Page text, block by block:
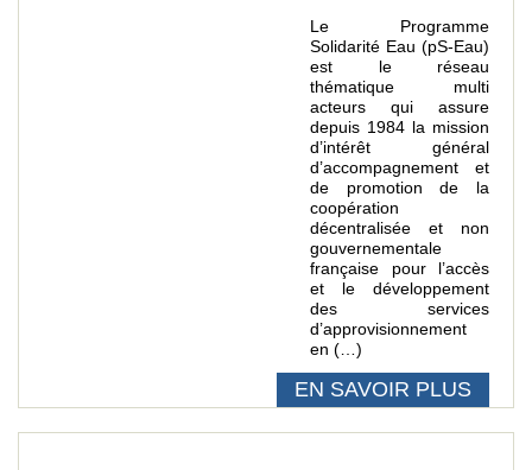
Le Programme
Solidarité Eau (pS-Eau)
est le réseau
thématique multi
acteurs qui assure
depuis 1984 la mission
d’intérêt général
d’accompagnement et
de promotion de la
coopération
décentralisée et non
gouvernementale
française pour l’accès
et le développement
des services
d’approvisionnement
en (…)
EN SAVOIR PLUS